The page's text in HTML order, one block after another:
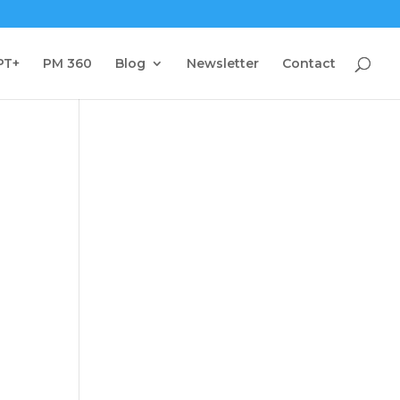
PM 360 Blog Newsletter Contact